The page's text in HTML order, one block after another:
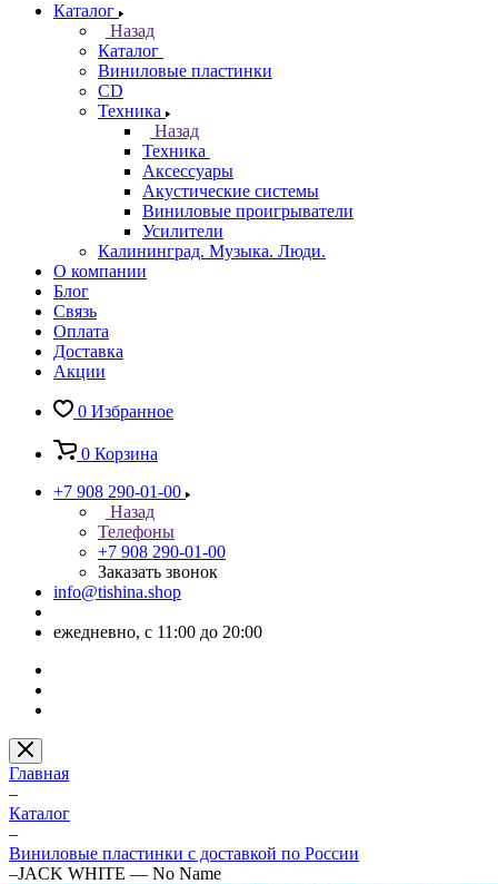
Каталог
Назад
Каталог
Виниловые пластинки
CD
Техника
Назад
Техника
Аксессуары
Акустические системы
Виниловые проигрыватели
Усилители
Калининград. Музыка. Люди.
О компании
Блог
Связь
Оплата
Доставка
Акции
0 Избранное
0 Корзина
+7 908 290-01-00
Назад
Телефоны
+7 908 290-01-00
Заказать звонок
info@tishina.shop
ежедневно, с 11:00 до 20:00
Главная
–
Каталог
–
Виниловые пластинки с доставкой по России
–JACK WHITE — No Name